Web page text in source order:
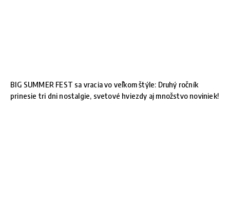
BIG SUMMER FEST sa vracia vo veľkom štýle: Druhý ročník
prinesie tri dni nostalgie, svetové hviezdy aj množstvo noviniek!